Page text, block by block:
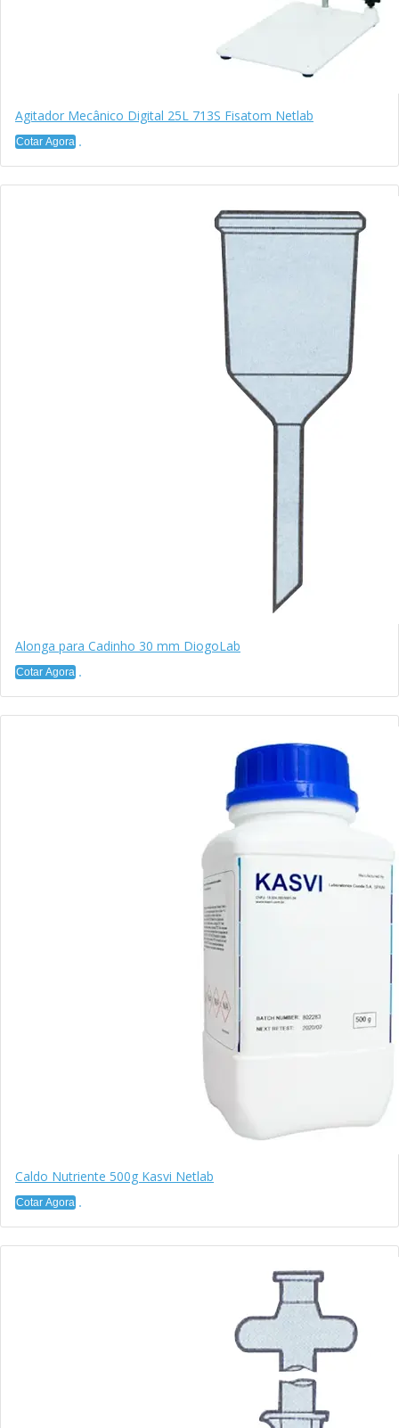
Agitador Mecânico Digital 25L 713S Fisatom Netlab
Cotar Agora
Alonga para Cadinho 30 mm DiogoLab
Cotar Agora
Caldo Nutriente 500g Kasvi Netlab
Cotar Agora